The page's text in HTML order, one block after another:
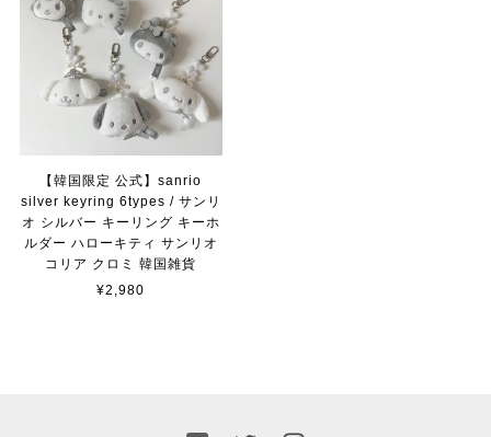
【韓国限定 公式】sanrio
silver keyring 6types / サンリ
オ シルバー キーリング キーホ
ルダー ハローキティ サンリオ
コリア クロミ 韓国雑貨
¥2,980